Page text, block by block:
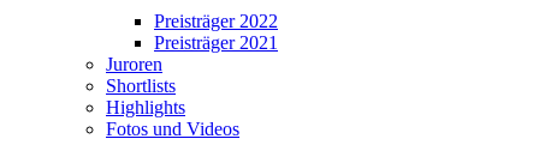
Preisträger 2022
Preisträger 2021
Juroren
Shortlists
Highlights
Fotos und Videos